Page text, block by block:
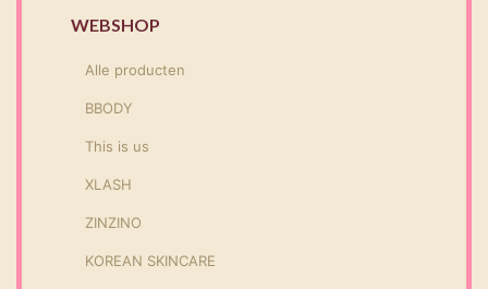
WEBSHOP
Alle producten
BBODY
This is us
XLASH
ZINZINO
KOREAN SKINCARE